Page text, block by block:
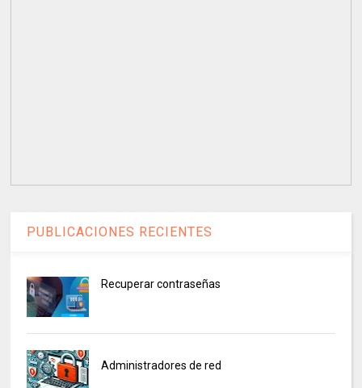
PUBLICACIONES RECIENTES
Recuperar contraseñas
Administradores de red